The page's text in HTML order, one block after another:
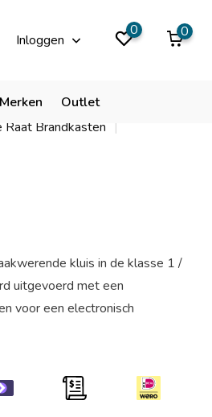
Inloggen
0 0
Merken Outlet
9,9
Raat Brandkasten
kluis in de klasse 1 /
uitgevoerd met een
voor een electronisch